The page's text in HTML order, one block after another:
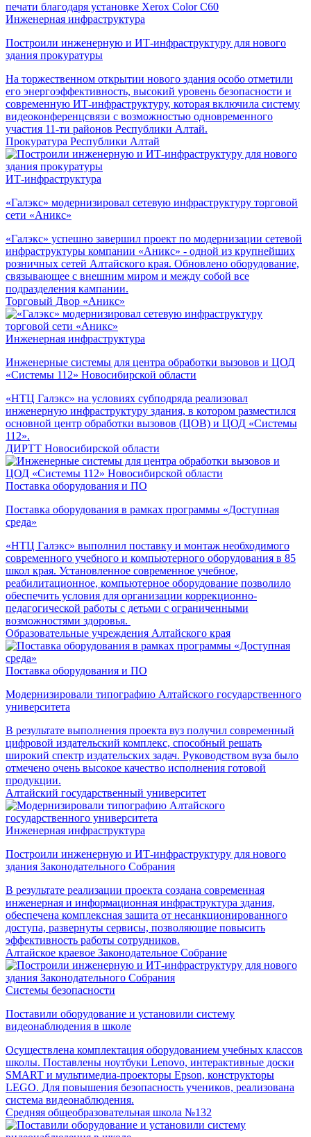
Инженерная инфраструктура
Построили инженерную и ИТ-инфраструктуру для нового
здания прокуратуры
На торжественном открытии нового здания особо отметили
его энергоэффективность, высокий уровень безопасности и
современную ИТ-инфраструктуру, которая включила систему
видеоконференцсвязи с возможностью одновременного
участия 11-ти районов Республики Алтай.
Прокуратура Республики Алтай
ИТ-инфраструктура
«Галэкс» модернизировал сетевую инфраструктуру торговой
сети «Аникс»
«Галэкс» успешно завершил проект по модернизации сетевой
инфраструктуры компании «Аникс» - одной из крупнейших
розничных сетей Алтайского края. Обновлено оборудование,
связывающее с внешним миром и между собой все
подразделения кампании.
Торговый Двор «Аникс»
Инженерная инфраструктура
Инженерные системы для центра обработки вызовов и ЦОД
«Системы 112» Новосибирской области
«НТЦ Галэкс» на условиях субподряда реализовал
инженерную инфраструктуру здания, в котором разместился
основной центр обработки вызовов (ЦОВ) и ЦОД «Системы
112».
ДИРТТ Новосибирской области
Поставка оборудования и ПО
Поставка оборудования в рамках программы «Доступная
среда»
«НТЦ Галэкс» выполнил поставку и монтаж необходимого
современного учебного и компьютерного оборудования в 85
школ края. Установленное современное учебное,
реабилитационное, компьютерное оборудование позволило
обеспечить условия для организации коррекционно-
педагогической работы с детьми с ограниченными
возможностями здоровья.
Образовательные учреждения Алтайского края
Поставка оборудования и ПО
Модернизировали типографию Алтайского государственного
университета
В результате выполнения проекта вуз получил современный
цифровой издательский комплекс, способный решать
широкий спектр издательских задач. Руководством вуза было
отмечено очень высокое качество исполнения готовой
продукции.
Алтайский государственный университет
Инженерная инфраструктура
Построили инженерную и ИТ-инфраструктуру для нового
здания Законодательного Собрания
В результате реализации проекта создана современная
инженерная и информационная инфраструктура здания,
обеспечена комплексная защита от несанкционированного
доступа, развернуты сервисы, позволяющие повысить
эффективность работы сотрудников.
Алтайское краевое Законодательное Собрание
Системы безопасности
Поставили оборудование и установили систему
видеонаблюдения в школе
Осуществлена комплектация оборудованием учебных классов
школы. Поставлены ноутбуки Lenovo, интерактивные доски
SMART и мультимедиа-проекторы Epson, конструкторы
LEGO. Для повышения безопасность учеников, реализована
система видеонаблюдения.
Средняя общеобразовательная школа №132